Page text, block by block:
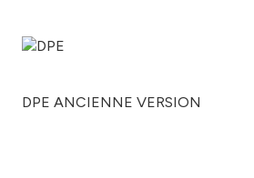
DPE ANCIENNE VERSION